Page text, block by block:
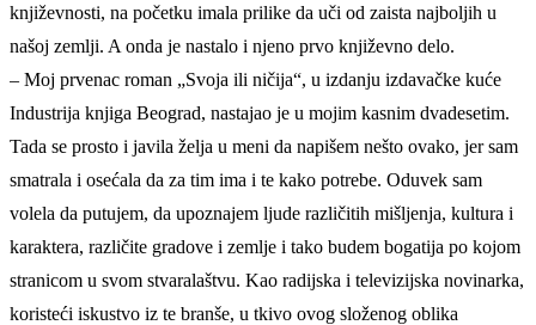
književnosti, na početku imala prilike da uči od zaista najboljih u
našoj zemlji. A onda je nastalo i njeno prvo književno delo.
– Moj prvenac roman „Svoja ili ničija“, u izdanju izdavačke kuće
Industrija knjiga Beograd, nastajao je u mojim kasnim dvadesetim.
Tada se prosto i javila želja u meni da napišem nešto ovako, jer sam
smatrala i osećala da za tim ima i te kako potrebe. Oduvek sam
volela da putujem, da upoznajem ljude različitih mišljenja, kultura i
karaktera, različite gradove i zemlje i tako budem bogatija po kojom
stranicom u svom stvaralaštvu. Kao radijska i televizijska novinarka,
koristeći iskustvo iz te branše, u tkivo ovog složenog oblika